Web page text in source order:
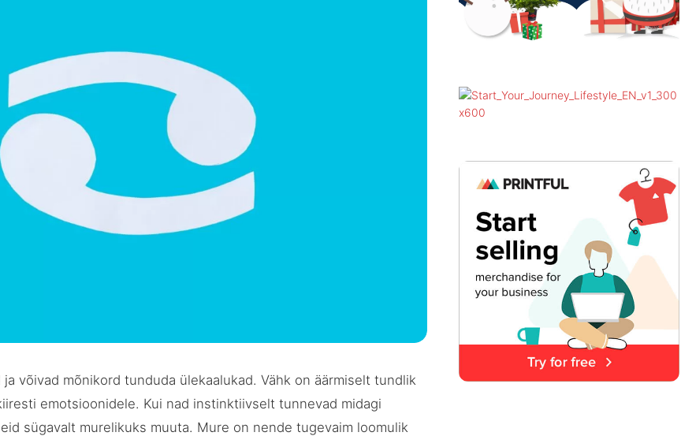
võivad mõnikord tunduda ülekaalukad. Vähk on äärmiselt tundlik
emotsioonidele. Kui nad instinktiivselt tunnevad midagi
sügavalt murelikuks muuta. Mure on nende tugevaim loomulik